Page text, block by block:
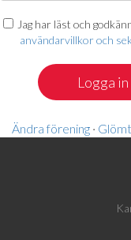
Jag har läst och
användarvillkor och
Ändra förening ·